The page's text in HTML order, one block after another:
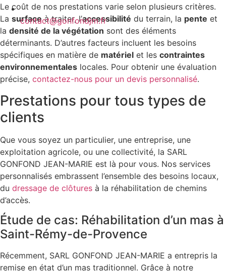
contact@gonfondjm.fr
Le coût de nos prestations varie selon plusieurs critères.
La surfaceà traiter, l’accessibilité du terrain, la pente et
la densité de la végétation sont des éléments
déterminants. D’autres facteurs incluent les besoins
spécifiques en matière de matériel et les contraintes
environnementales locales. Pour obtenir une évaluation
précise, contactez-nous pour un devis personnalisé.
Prestations pour tous types de
clients
Que vous soyez un particulier, une entreprise, une
exploitation agricole, ou une collectivité, la SARL
GONFOND JEAN-MARIE est là pour vous. Nos services
personnalisés embrassent l’ensemble des besoins locaux,
du dressage de clôtures à la réhabilitation de chemins
d’accès.
Étude de cas: Réhabilitation d’un mas à
Saint-Rémy-de-Provence
Récemment, SARL GONFOND JEAN-MARIE a entrepris la
remise en état d’un mas traditionnel. Grâce à notre